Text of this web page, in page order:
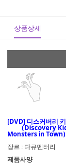
상품상세
[DVD] 디스커버리
(Discovery
Monsters in Town)
장르 : 다큐멘터리
제품사양